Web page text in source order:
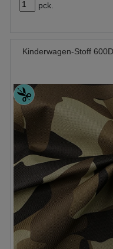
pck.
Kinderwagen-Stoff